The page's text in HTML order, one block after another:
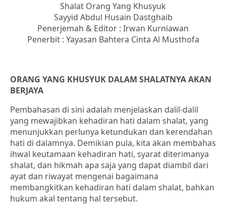
Shalat Orang Yang Khusyuk
Sayyid Abdul Husain Dastghaib
Penerjemah & Editor : Irwan Kurniawan
Penerbit : Yayasan Bahtera Cinta Al Musthofa
ORANG YANG KHUSYUK DALAM SHALATNYA AKAN
BERJAYA
Pembahasan di sini adalah menjelaskan dalil-dalil
yang mewajibkan kehadiran hati dalam shalat, yang
menunjukkan perlunya ketundukan dan kerendahan
hati di dalamnya. Demikian pula, kita akan membahas
ihwal keutamaan kehadiran hati, syarat diterimanya
shalat, dan hikmah apa saja yang dapat diambil dari
ayat dan riwayat mengenai bagaimana
membangkitkan kehadiran hati dalam shalat, bahkan
hukum akal tentang hal tersebut.